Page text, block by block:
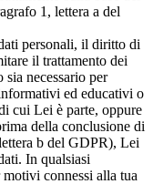
1, lettera a del
personali, il diritto di
il trattamento dei
necessario per
ed educativi o
cui Lei è parte, oppure
della conclusione di
b del GDPR), Lei
In qualsiasi
connessi alla tua